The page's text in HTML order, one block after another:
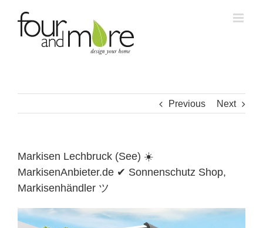
content
Previous Next
Markisen Lechbruck (See) ☀️
MarkisenAnbieter.de ✔ Sonnenschutz Shop,
Markisenhändler ツ